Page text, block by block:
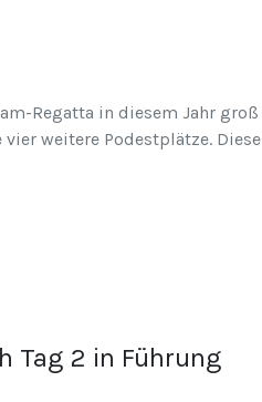
Regatta in diesem Jahr groß
weitere Podestplätze. Diese
Tag 2 in Führung